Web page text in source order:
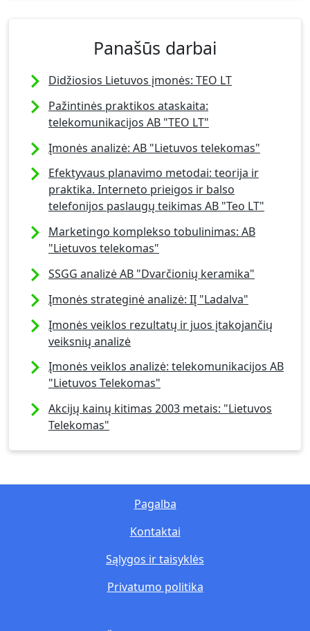
Panašūs darbai
Didžiosios Lietuvos įmonės: TEO LT
Pažintinės praktikos ataskaita:
telekomunikacijos AB "TEO LT"
Įmonės analizė: AB "Lietuvos telekomas"
Efektyvaus planavimo metodai: teorija ir
praktika. Interneto prieigos ir balso
telefonijos paslaugų teikimas AB "Teo LT"
Marketingo komplekso tobulinimas: AB
"Lietuvos telekomas"
SSGG analizė AB "Dvarčionių keramika"
Įmonės strateginė analizė: IĮ "Ladalva"
Įmonės veiklos rezultatų ir juos įtakojančių
veiksnių analizė
Įmonės veiklos analizė: telekomunikacijos AB
"Lietuvos Telekomas"
Akcijų kainų kitimas 2003 metais: "Lietuvos
Telekomas"
Privatumo politika
Sąlygos ir taisyklės
Kontaktai
Pagalba